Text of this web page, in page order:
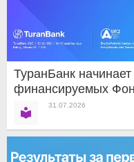
ТуранБанк
финансируемых
31.07.2026